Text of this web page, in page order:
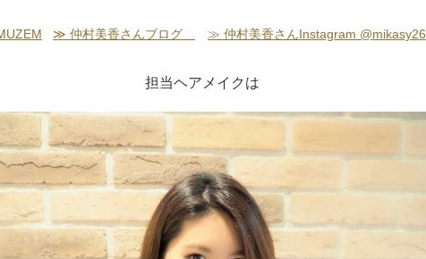
≫ 仲村美香さんブログ ≫ 仲村美香さんInstagram @mikasy26
担当ヘアメイクは